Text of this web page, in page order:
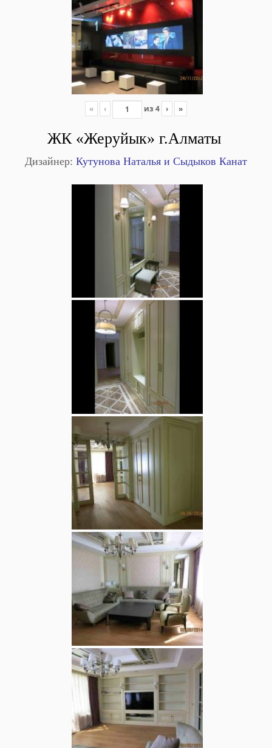
« ‹ из 4 › »
ЖК «Жеруйык» г.Алматы
Дизайнер: Кутунова Наталья и Сыдыков Канат